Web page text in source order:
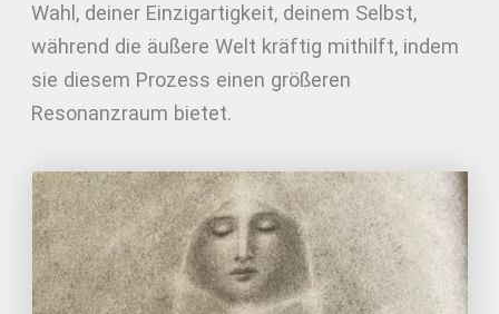
Wahl, deiner Einzigartigkeit, deinem Selbst,
während die äußere Welt kräftig mithilft, indem
sie diesem Prozess einen größeren
Resonanzraum bietet.